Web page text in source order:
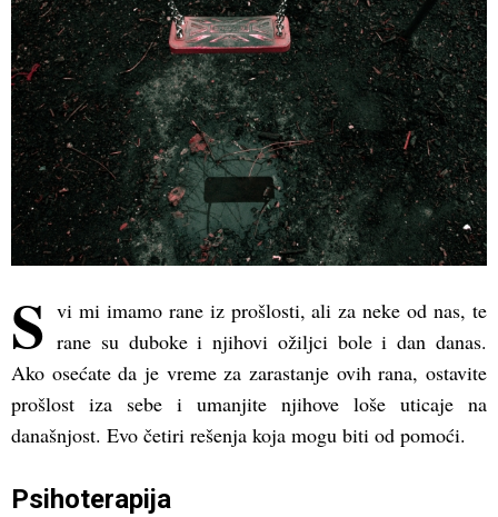
S vi mi imamo rane iz prošlosti, ali za neke od nas, te
rane su duboke i njihovi ožiljci bole i dan danas.
Ako osećate da je vreme za zarastanje ovih rana, ostavite
prošlost iza sebe i umanjite njihove loše uticaje na
današnjost. Evo četiri rešenja koja mogu biti od pomoći.
Psihoterapija